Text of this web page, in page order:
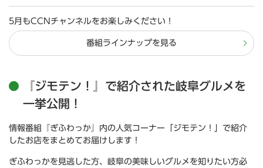
5月もCCNチャンネルをお楽しみください！
番組ラインナップを見る
『ジモテン！』で紹介された岐阜グルメを
一挙公開！
情報番組『ぎふわっか』内の人気コーナー「ジモテン！」で紹介
したお店をまとめてお届けします！
ぎふわっかを見逃した方、岐阜の美味しいグルメを知りたい方必